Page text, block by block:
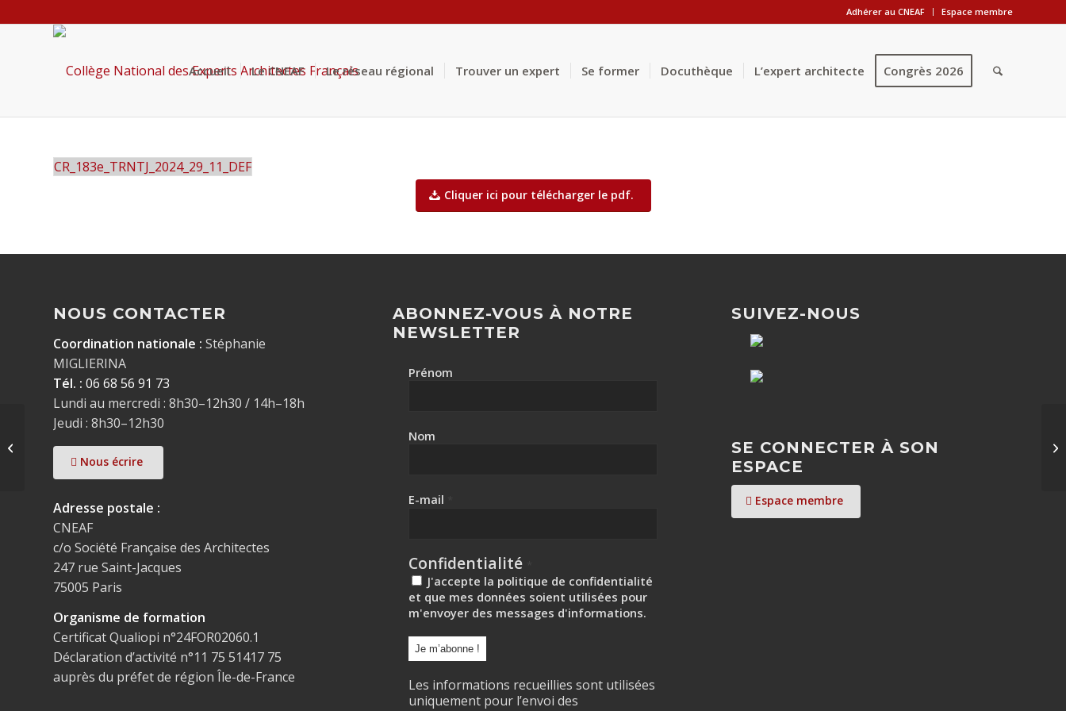
Adhérer au CNEAF Espace membre
Accueil Le CNEAF Le réseau régional Trouver un expert Se former Docuthèque L’expert architecte Congrès 2026
CR_183e_TRNTJ_2024_29_11_DEF
Cliquer ici pour télécharger le pdf.
NOUS CONTACTER
Coordination nationale : Stéphanie
MIGLIERINA
Tél. : 06 68 56 91 73
Lundi au mercredi : 8h30–12h30 / 14h–18h
Jeudi : 8h30–12h30
Nous écrire
Adresse postale :
CNEAF
c/o Société Française des Architectes
247 rue Saint-Jacques
75005 Paris
Organisme de formation
Certificat Qualiopi n°24FOR02060.1
Déclaration d’activité n°11 75 51417 75
auprès du préfet de région Île-de-France
ABONNEZ-VOUS À NOTRE
NEWSLETTER
Prénom
Nom
E-mail
Confidentialité
J'accepte la politique de confidentialité
et que mes données soient utilisées pour
m'envoyer des messages d'informations.
Les informations recueillies sont utilisées
uniquement pour l’envoi des
SUIVEZ-NOUS
SE CONNECTER À SON
ESPACE
Espace membre
trouble [Congrès 2024]